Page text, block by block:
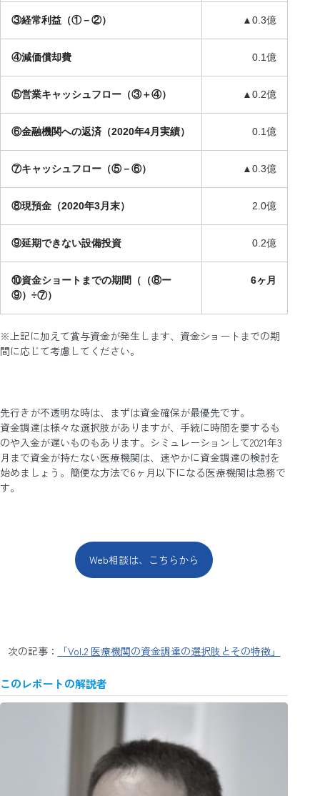
③経常利益（①－②） ▲0.3億
④減価償却費 0.1億
⑤営業キャッシュフロー（③＋④） ▲0.2億
⑥金融機関への返済（2020年4月実績） 0.1億
⑦キャッシュフロー（⑤－⑥） ▲0.3億
⑧現預金（2020年3月末） 2.0億
⑨延期できない設備投資 0.2億
⑩資金ショートまでの期間（（⑧ー
⑨）÷⑦）
6ヶ月
※上記に加えて賞与資金が発生します、資金ショートまでの期
間に応じて考慮してください。
先行きが不透明な時は、まずは資金確保が最優先です。
資金調達は様々な選択肢がありますが、手続に時間を要するも
のや入金が遅いものもあります。シミュレーションして2021年3
月まで資金が持たない医療機関は、速やかに資金調達の検討を
始めましょう。簡便な方法で6ヶ月以下になる医療機関は急務で
す。
Web相談は、こちらから
次の記事： 「Vol.2 医療機関の資金調達の選択肢とその特徴」
このレポートの解説者